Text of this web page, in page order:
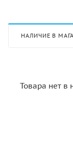
НАЛИЧИЕ В
Товара нет в